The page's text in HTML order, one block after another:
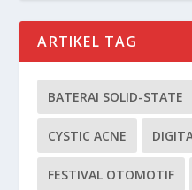
ARTIKEL TAG
BATERAI SOLID-STATE
CYSTIC ACNE
FESTIVAL OTOMOTIF